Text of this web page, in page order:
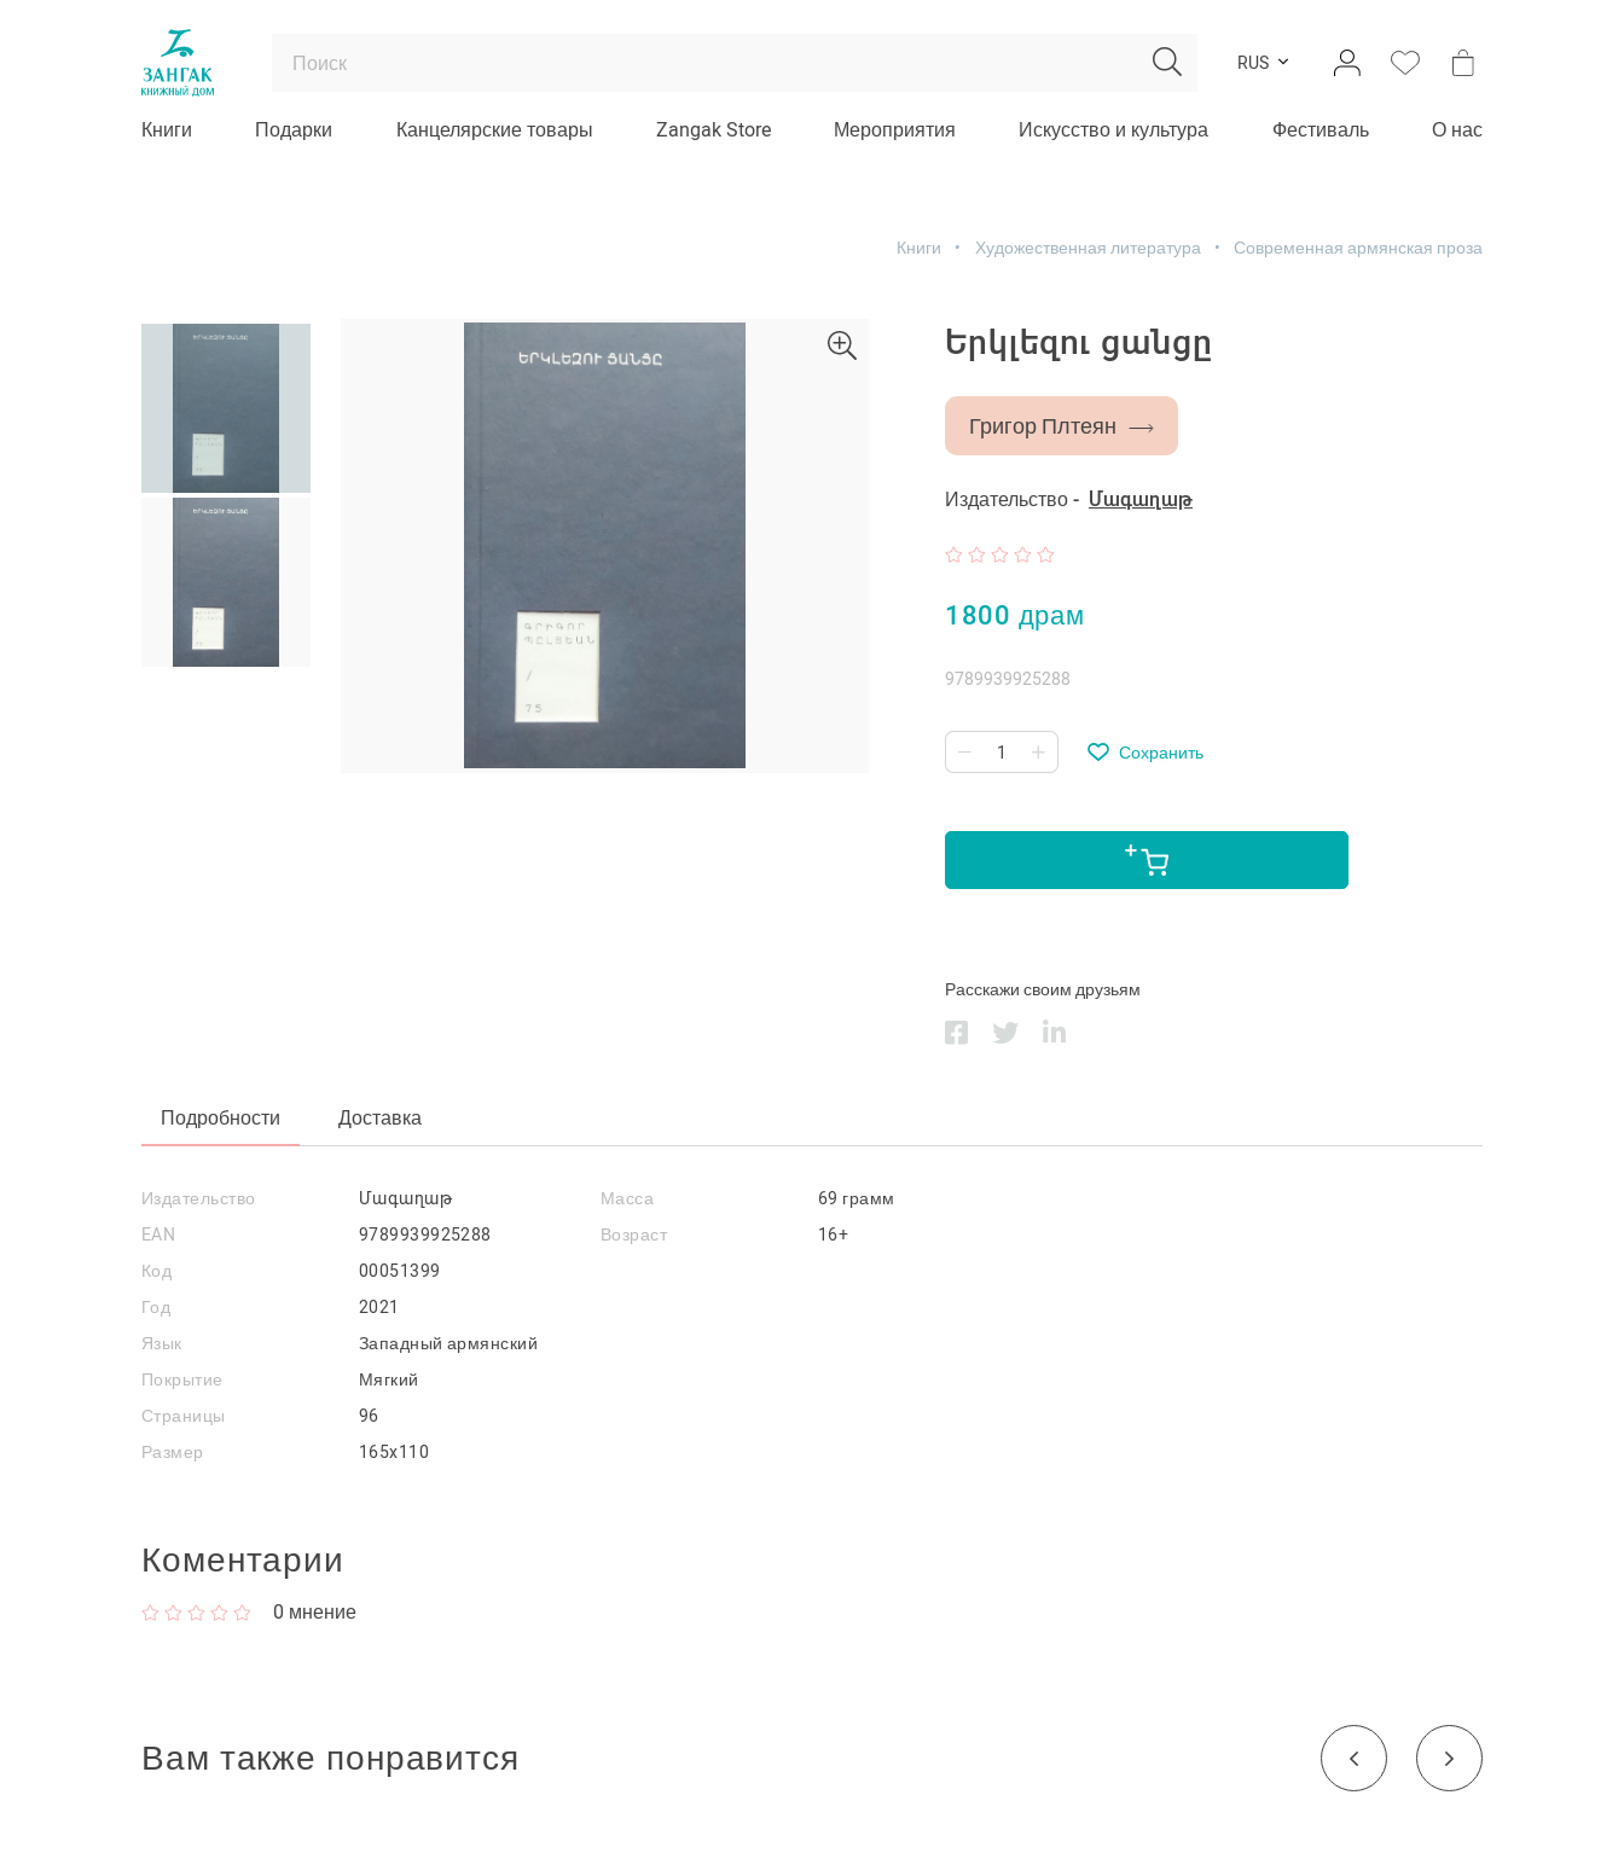
RUS
Книги Подарки Канцелярские товары Zangak Store Мероприятия Искусство и культура Фестиваль О нас
Книги Художественная литература Современная армянская проза
Երկլեզու ցանցը
Григор Плтеян
Издательство - Մագաղաթ
1800 драм
9789939925288
Сохранить
Расскажи своим друзьям
Подробности Доставка
Издательство
Մագաղաթ
EAN
9789939925288
Код
00051399
Год
2021
Язык
Западный армянский
Покрытие
Мягкий
Страницы
96
Размер
165x110
Масса
69 грамм
Возраст
16+
Коментарии
0 мнение
Вам также понравится